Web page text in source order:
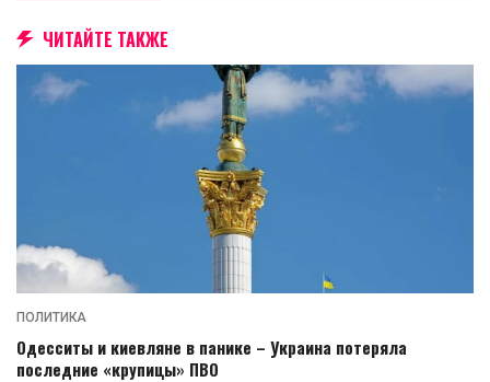
ЧИТАЙТЕ ТАКЖЕ
ПОЛИТИКА
Одесситы и киевляне в панике – Украина потеряла
последние «крупицы» ПВО